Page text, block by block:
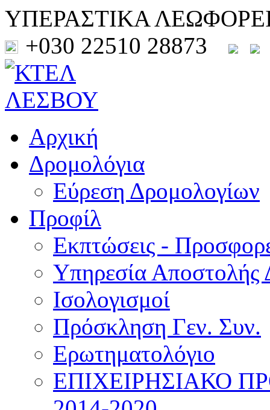
ΥΠΕΡΑΣΤΙΚΑ
+030 22510 28873
Αρχική
Δρομολόγια
Εύρεση Δρομολογίων
Προφίλ
Εκπτώσεις -
Υπηρεσία Αποστολής
Ισολογισμοί
Πρόσκληση Γεν. Συν.
Ερωτηματολόγιο
ΕΠΙΧΕΙΡΗΣΙΑΚΟ